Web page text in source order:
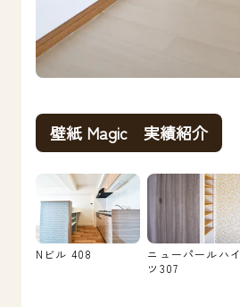
壁紙 Magic 実績紹介
Nビル 408
ニューパールハイ
ツ307